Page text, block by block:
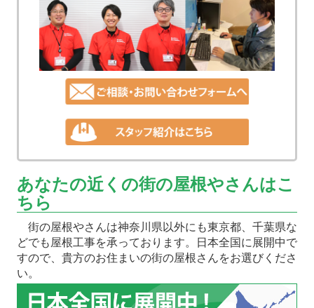
あなたの近くの街の屋根やさんはこ
ちら
街の屋根やさんは神奈川県以外にも東京都、千葉県な
どでも屋根工事を承っております。日本全国に展開中で
すので、貴方のお住まいの街の屋根さんをお選びくださ
い。